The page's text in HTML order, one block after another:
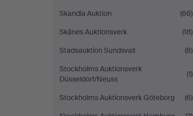
Skandia Auktion
(66)
Skånes Auktionsverk
(18)
Stadsauktion Sundsvall
(8)
Stockholms Auktionsverk
Düsseldorf/Neuss
(1)
Stockholms Auktionsverk Göteborg
(6)